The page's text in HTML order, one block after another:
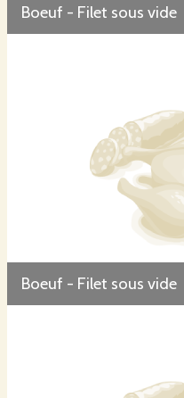
Boeuf - Filet sous vide
Boeuf - Filet sous vide